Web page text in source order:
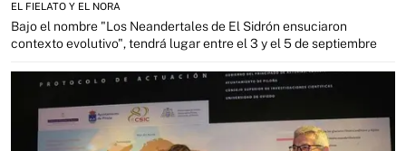
EL FIELATO Y EL NORA
Bajo el nombre "Los Neandertales de El Sidrón ensuciaron
contexto evolutivo", tendrá lugar entre el 3 y el 5 de septiembre